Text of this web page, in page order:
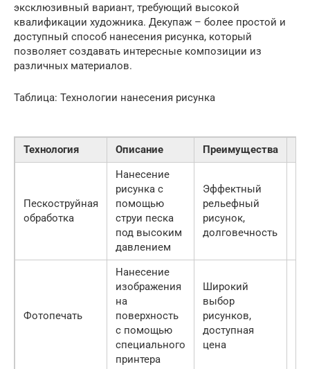
эксклюзивный вариант, требующий высокой
квалификации художника. Декупаж – более простой и
доступный способ нанесения рисунка, который
позволяет создавать интересные композиции из
различных материалов.
Таблица: Технологии нанесения рисунка
Технология Описание Преимущества
Пескоструйная
обработка
Нанесение
рисунка с
помощью
струи песка
под высоким
давлением
Эффектный
рельефный
рисунок,
долговечность
Фотопечать
Нанесение
изображения
на
поверхность
с помощью
специального
принтера
Широкий
выбор
рисунков,
доступная
цена